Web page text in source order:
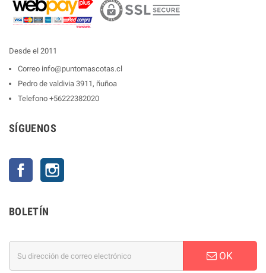
Desde el 2011
Correo info@puntomascotas.cl
Pedro de valdivia 3911, ñuñoa
Telefono +56222382020
SÍGUENOS
Facebook
BOLETÍN
OK